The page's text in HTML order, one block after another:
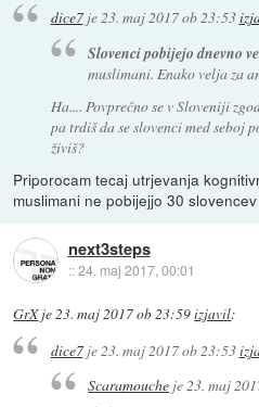
dice7je23. maj 2017 ob 23:53
Slovenci pobijejo dnevno
muslimani. Enako velja za
Ha.... Povprečno se v Sloveniji
pa trdiš da se slovenci med seboj
živiš?
Priporocam tecaj utrjevanja
muslimani ne pobijejjo 30
next3steps
::24. maj 2017, 00:01
GrXje23. maj 2017 ob 23:59izjavil:
dice7je 23. maj 2017 ob 23:53
Scaramouche je23. maj